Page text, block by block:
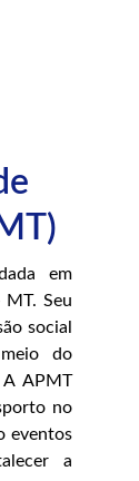
em
MT. Seu
social
do
APMT
no
eventos
a